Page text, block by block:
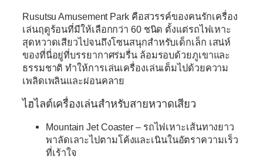
Rusutsu Amusement Parkคือสวรรค์ของคนรักเครื่อง
เล่นฤดูร้อนที่มีให้เลือกกว่า 60 ชนิด ตั้งแต่รถไฟเหาะ
สุดหวาดเสียวไปจนถึงโซนสนุกสำหรับเด็กเล็ก เสน่ห์
ของที่นี่อยู่ที่บรรยากาศร่มรื่น ล้อมรอบด้วยภูเขาและ
ธรรมชาติ ทำให้การเล่นเครื่องเล่นเต็มไปด้วยความ
เพลิดเพลินและผ่อนคลาย
ไฮไลต์เครื่องเล่นสำหรับสายหวาดเสียว
Mountain Jet Coaster – รถไฟเหาะเส้นทางยาว
พาลัดเลาะไปตามโค้งและเนินในอัตราความเร็ว
ที่เร้าใจ